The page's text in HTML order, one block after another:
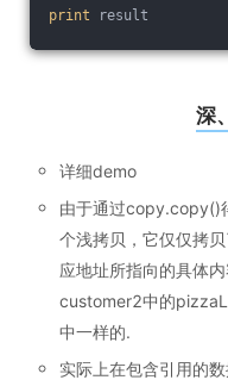
print result
深
详细demo
由于通过copy.copy()
个浅拷贝，它仅仅拷
应地址所指向的具体
customer2中的
中一样的.
实际上在包含引用的